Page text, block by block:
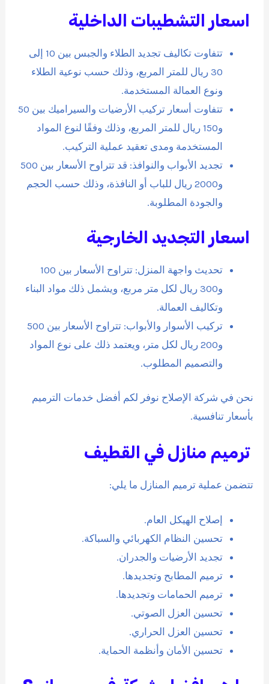
اسعار التشطيبات الداخلية
تتفاوت تكاليف تجديد الطلاء والجبس بين 10 إلى
30 ريال للمتر المربع، وذلك حسب نوعية الطلاء
ونوع العمالة المستخدمة.
تتفاوت أسعار تركيب الأرضيات والسيراميك بين 50
و150 ريال للمتر المربع، وذلك وفقًا لنوع المواد
المستخدمة ومدى تعقيد عملية التركيب.
تجديد الأبواب والنوافذ: قد تتراوح الأسعار بين 500
و2000 ريال للباب أو النافذة، وذلك حسب الحجم
والجودة المطلوبة.
اسعار التجديد الخارجية
تحديث واجهة المنزل: تتراوح الأسعار بين 100
و300 ريال لكل متر مربع، ويشمل ذلك مواد البناء
وتكاليف العمالة.
تركيب الأسوار والأبواب: تتراوح الأسعار بين 500
و200 ريال لكل متر، ويعتمد ذلك على نوع المواد
والتصميم المطلوب.
نحن في شركة الإصلاح نوفر لكم أفضل خدمات الترميم
بأسعار تنافسية.
ترميم منازل في القطيف
تتضمن عملية ترميم المنازل ما يلي:
إصلاح الهيكل العام.
تحسين النظام الكهربائي والسباكة.
تجديد الأرضيات والجدران.
ترميم المطابح وتجديدها.
ترميم الحمامات وتجديدها.
تحسين العزل الصوتي.
تحسين العزل الحراري.
تحسين الأمان وأنظمة الحماية.